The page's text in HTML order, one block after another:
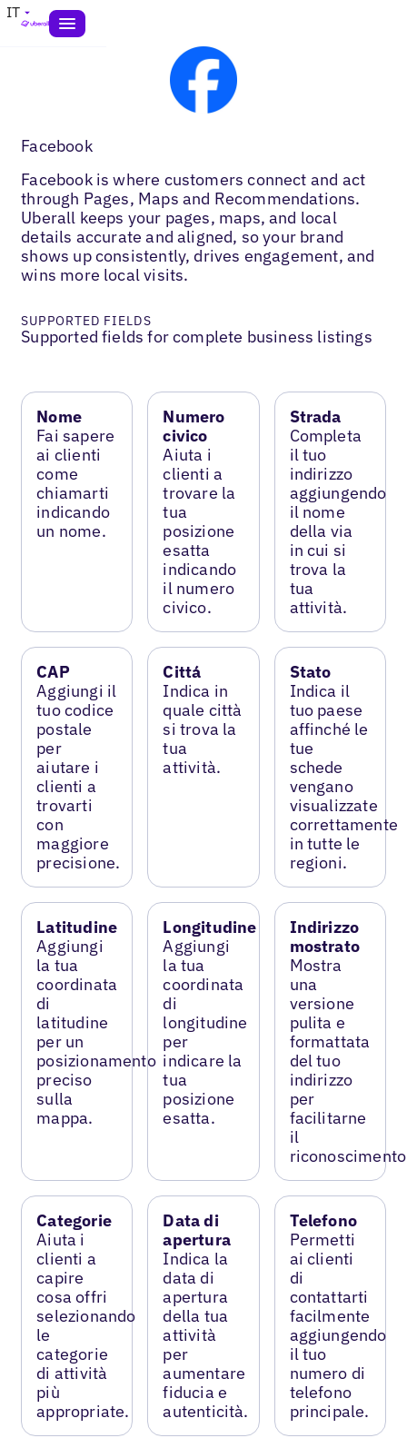
IT
Facebook
Facebook is where customers connect and act
through Pages, Maps and Recommendations.
Uberall keeps your pages, maps, and local
details accurate and aligned, so your brand
shows up consistently, drives engagement, and
wins more local visits.
SUPPORTED FIELDS
Supported fields for complete business listings
Nome
Fai sapere
ai clienti
come
chiamarti
indicando
un nome.
Numero
civico
Aiuta i
clienti a
trovare la
tua
posizione
esatta
indicando
il numero
civico.
Strada
Completa
il tuo
indirizzo
aggiungendo
il nome
della via
in cui si
trova la
tua
attività.
CAP
Aggiungi il
tuo codice
postale
per
aiutare i
clienti a
trovarti
con
maggiore
precisione.
Cittá
Indica in
quale città
si trova la
tua
attività.
Stato
Indica il
tuo paese
affinché le
tue
schede
vengano
visualizzate
correttamente
in tutte le
regioni.
Latitudine
Aggiungi
la tua
coordinata
di
latitudine
per un
posizionamento
preciso
sulla
mappa.
Longitudine
Aggiungi
la tua
coordinata
di
longitudine
per
indicare la
tua
posizione
esatta.
Indirizzo
mostrato
Mostra
una
versione
pulita e
formattata
del tuo
indirizzo
per
facilitarne
il
Categorie
Aiuta i
clienti a
capire
cosa offri
selezionando
le
categorie
di attività
più
appropriate.
Data di
apertura
Indica la
data di
apertura
della tua
attività
per
aumentare
fiducia e
autenticità.
Telefono
Permetti
ai clienti
di
contattarti
facilmente
aggiungendo
il tuo
numero di
telefono
principale.